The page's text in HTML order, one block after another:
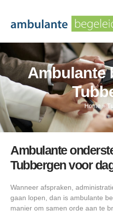
Ambulante
Home »
Ambulante
Tubbergen voor
Wanneer afspraken,
gaan lopen, dan is ambulante
manier om samen orde aan te